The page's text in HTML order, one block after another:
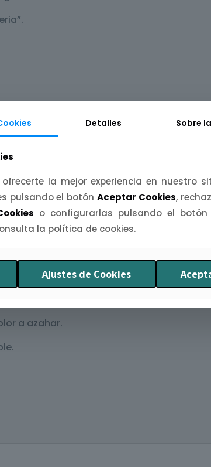
€).
Sevilla
fiesta.
a azahar.
Detalles Sobre
la mejor experiencia en nuestro
pulsando el botónAceptar Cookies,
o configurarlas pulsando el
la política de cookies.
Ajustes de Cookies